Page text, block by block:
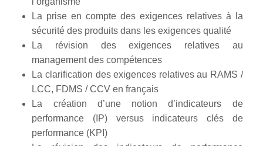
La prise en compte des exigences relatives à la
sécurité des produits dans les exigences qualité
La révision des exigences relatives au
management des compétences
La clarification des exigences relatives au RAMS /
LCC, FDMS / CCV en français
La création d’une notion d’indicateurs de
performance (IP) versus indicateurs clés de
performance (KPI)